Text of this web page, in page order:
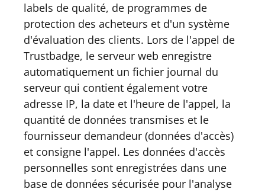
labels de qualité, de programmes de
protection des acheteurs et d'un système
d'évaluation des clients. Lors de l'appel de
Trustbadge, le serveur web enregistre
automatiquement un fichier journal du
serveur qui contient également votre
adresse IP, la date et l'heure de l'appel, la
quantité de données transmises et le
fournisseur demandeur (données d'accès)
et consigne l'appel. Les données d'accès
personnelles sont enregistrées dans une
base de données sécurisée pour l'analyse